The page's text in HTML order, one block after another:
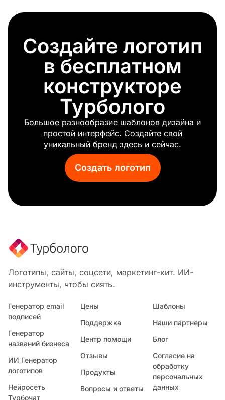
Выход
Иллюстрация
Иллюминаты
Связаны
Крепость
Безопасность
Зеленый глаз
Мини
Оранжевое пламя
Конус
Равенство
Честь
Синий огонь
Синяя корона
Черная корона
Аквариум
Альфа
Казино
Дело
Создайте логотип
в бесплатном
конструкторе
Турболого
Большое разнообразие шаблонов дизайна и
простой интерфейс. Создайте свой
уникальный бренд здесь и сейчас.
Создать логотип
Логотипы, сайты, соцсети, маркетинг-кит. ИИ-
инструменты, чтобы сиять.
Генератор email
подписей
Генератор
названий бизнеса
ИИ Генератор
логотипов
Нейросеть
Турбочат
Цены
Поддержка
Центр помощи
Отзывы
Продукты
Вопросы и ответы
Шаблоны
Наши партнеры
Блог
Согласие на
обработку
персональных
данных